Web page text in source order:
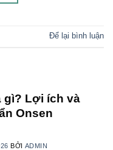
Để lại bình luận
gì? Lợi ích và
Onsen
BỞI ADMIN